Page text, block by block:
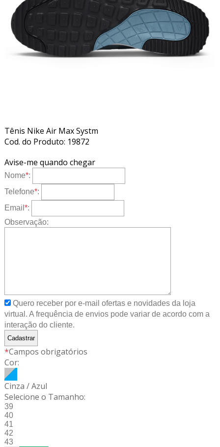
Tênis Nike Air Max Systm
Cod. do Produto: 19872
Avise-me quando chegar
Nome*:
Telefone*:
Email *:
Observação:
Quero receber por e-mail ofertas e novidades da loja
virtual. A frequência de envios pode variar de acordo com a
interação do cliente.
*Campos obrigatórios
Cor:
Cinza / Azul
Selecione o Tamanho:
39
40
41
42
43